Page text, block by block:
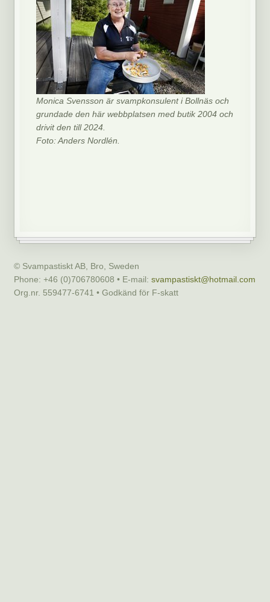
Monica Svensson är svampkonsulent i Bollnäs och
grundade den här webbplatsen med butik 2004 och
drivit den till 2024.
Foto: Anders Nordlén.
© Svampastiskt AB, Bro, Sweden
Phone: +46 (0)706780608 • E-mail: svampastiskt@hotmail.com
Org.nr. 559477-6741 • Godkänd för F-skatt